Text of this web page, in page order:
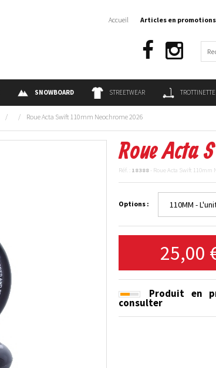
SNOWBOARD STREETWEAR TROTTINETTE
Accueil Articles en promotions
/ / Roue Acta Swift 110mm Neochrome 2026
Roue Acta
Réf. : 18388 - Roue Acta Swift 110mm
Options :
25,00
Produit en
consulter